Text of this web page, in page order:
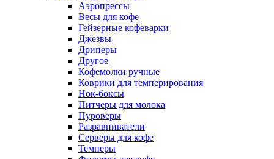
Аэропрессы
Весы для кофе
Гейзерные кофеварки
Джезвы
Дриперы
Другое
Кофемолки ручные
Коврики для темперирования
Нок-боксы
Питчеры для молока
Пуроверы
Разравниватели
Серверы для кофе
Темперы